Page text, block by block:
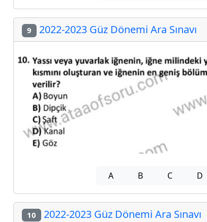
9 2022-2023 Güz Dönemi Ara Sınavı
A B C D
10 2022-2023 Güz Dönemi Ara Sınavı